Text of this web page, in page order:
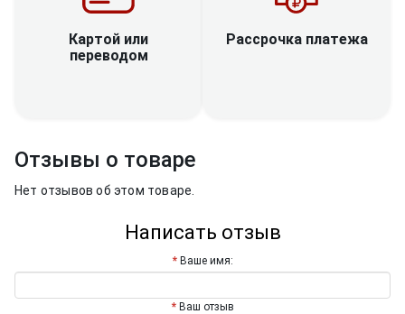
Картой или
переводом
Рассрочка платежа
Отзывы о товаре
Нет отзывов об этом товаре.
Написать отзыв
Ваше имя:
Ваш отзыв